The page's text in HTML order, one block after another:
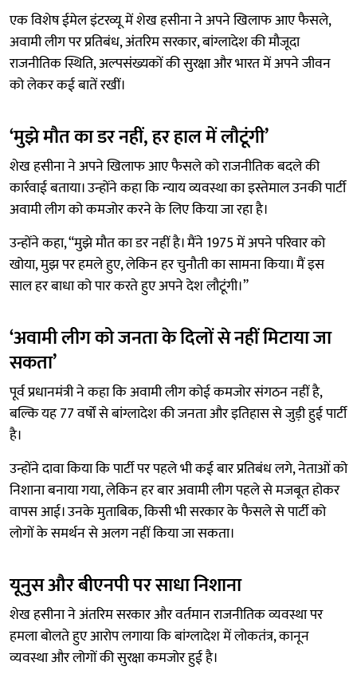
एक विशेष ईमेल इंटरव्यू में शेख हसीना ने अपने खिलाफ आए फैसले,
अवामी लीग पर प्रतिबंध, अंतरिम सरकार, बांग्लादेश की मौजूदा
राजनीतिक स्थिति, अल्पसंख्यकों की सुरक्षा और भारत में अपने जीवन
को लेकर कई बातें रखीं।
‘मुझे मौत का डर नहीं, हर हाल में लौटूंगी’
शेख हसीना ने अपने खिलाफ आए फैसले को राजनीतिक बदले की
कार्रवाई बताया। उन्होंने कहा कि न्याय व्यवस्था का इस्तेमाल उनकी पार्टी
अवामी लीग को कमजोर करने के लिए किया जा रहा है।
उन्होंने कहा, “मुझे मौत का डर नहीं है। मैंने 1975 में अपने परिवार को
खोया, मुझ पर हमले हुए, लेकिन हर चुनौती का सामना किया। मैं इस
साल हर बाधा को पार करते हुए अपने देश लौटूंगी।”
‘अवामी लीग को जनता के दिलों से नहीं मिटाया जा
सकता’
पूर्व प्रधानमंत्री ने कहा कि अवामी लीग कोई कमजोर संगठन नहीं है,
बल्कि यह 77 वर्षों से बांग्लादेश की जनता और इतिहास से जुड़ी हुई पार्टी
है।
उन्होंने दावा किया कि पार्टी पर पहले भी कई बार प्रतिबंध लगे, नेताओं को
निशाना बनाया गया, लेकिन हर बार अवामी लीग पहले से मजबूत होकर
वापस आई। उनके मुताबिक, किसी भी सरकार के फैसले से पार्टी को
लोगों के समर्थन से अलग नहीं किया जा सकता।
यूनुस और बीएनपी पर साधा निशाना
शेख हसीना ने अंतरिम सरकार और वर्तमान राजनीतिक व्यवस्था पर
हमला बोलते हुए आरोप लगाया कि बांग्लादेश में लोकतंत्र, कानून
व्यवस्था और लोगों की सुरक्षा कमजोर हुई है।